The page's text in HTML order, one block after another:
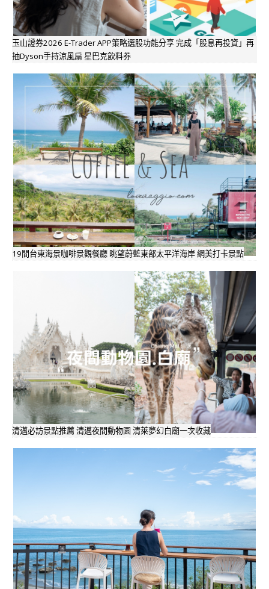
玉山證券2026 E-Trader APP策略選股功能分享 完成「股息再投資」再
抽Dyson手持涼風扇 星巴克飲料券
19間台東海景咖啡景觀餐廳 眺望蔚藍東部太平洋海岸 網美打卡景點
清邁必訪景點推薦 清邁夜間動物園 清萊夢幻白廟一次收藏